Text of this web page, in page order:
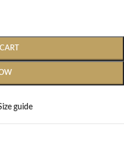
guide